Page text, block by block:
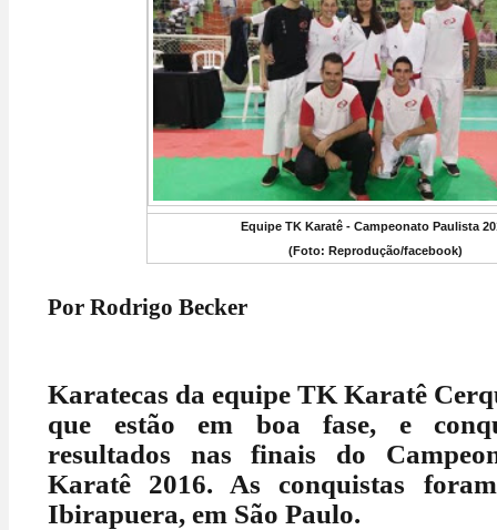
Equipe TK Karatê - Campeonato Paulista
(Foto: Reprodução/facebook)
Por Rodrigo Becker
Karatecas da equipe TK Karatê
que estão em boa fase, e
resultados nas finais do
Karatê 2016. As conquistas
Ibirapuera, em São Paulo.